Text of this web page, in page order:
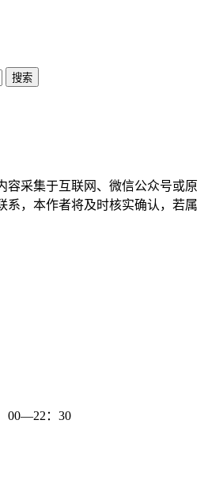
容采集于互联网、微信公众号或原
系，本作者将及时核实确认，若属
00—22：30